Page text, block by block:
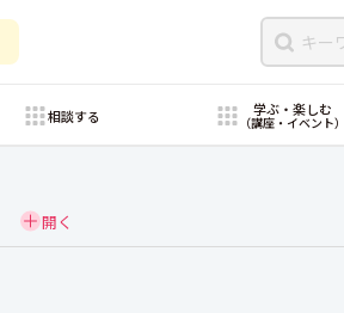
相談する 学ぶ・楽しむ
（講座・イベント）